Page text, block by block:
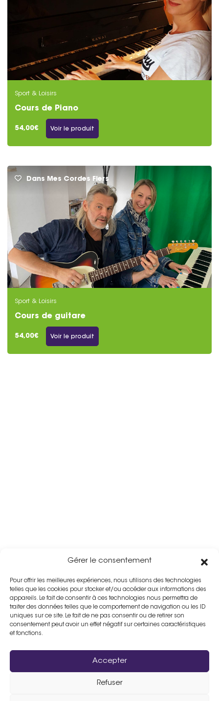
Gérer le consentement
Pour offrir les meilleures expériences, nous utilisons des technologies
telles que les cookies pour stocker et/ou accéder aux informations des
appareils. Le fait de consentir à ces technologies nous permettra de
traiter des données telles que le comportement de navigation ou les ID
uniques sur ce site. Le fait de ne pas consentir ou de retirer son
consentement peut avoir un effet négatif sur certaines caractéristiques
et fonctions.
Accepter
Refuser
Sport & Loisirs
Cours de Piano
54,00€ Voir le produit
Dans Mes Cordes Flers
Sport & Loisirs
Cours de guitare
54,00€ Voir le produit